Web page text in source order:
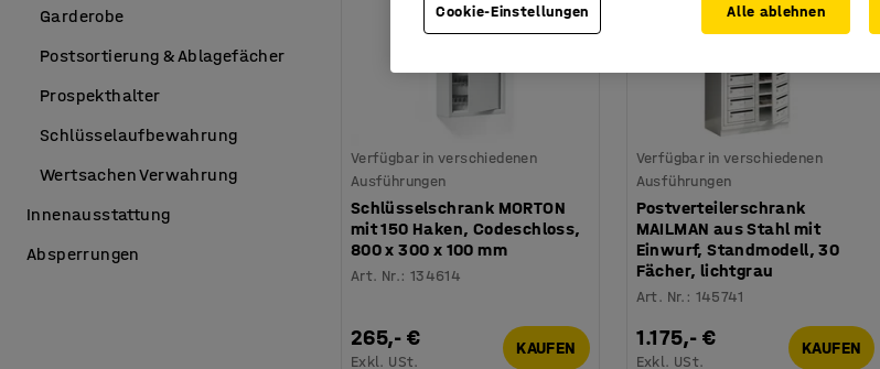
Verfügbar in verschiedenen
Ausführungen
Schlüsselschrank MORTON
mit 150 Haken, Codeschloss,
800 x 300 x 100 mm
Art. Nr.: 134614
265,- €
Exkl. USt.
KAUFEN
Verfügbar in verschiedenen
Ausführungen
Postverteilerschrank
MAILMAN aus Stahl mit
Einwurf, Standmodell, 30
Fächer, lichtgrau
Art. Nr. : 145741
1.175,- €
Exkl. USt.
KAUFEN
Garderobe
Postsortierung & Ablagefächer
Prospekthalter
Schlüsselaufbewahrung
Wertsachen Verwahrung
Innenausstattung
Absperrungen
Cookie-Einstellungen Alle ablehnen